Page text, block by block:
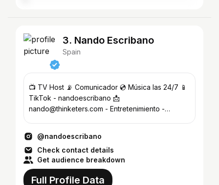
3. Nando Escribano
Spain
📺 TV Host 📡 Comunicador 💿 Música las 24/7 📱
TikTok - nandoescribano 📩
nando@thinketers.com - Entretenimiento -
@nandoescribano
Check contact details
Get audience breakdown
Full Profile Data